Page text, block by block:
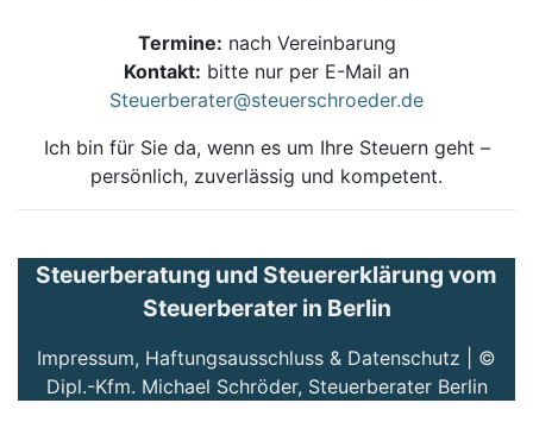
Termine: nach Vereinbarung
Kontakt: bitte nur per E-Mail an
Steuerberater@steuerschroeder.de
Ich bin für Sie da, wenn es um Ihre Steuern geht –
persönlich, zuverlässig und kompetent.
Steuerberatung und Steuererklärung vom
Steuerberater in Berlin
Impressum, Haftungsausschluss & Datenschutz | ©
Dipl.-Kfm. Michael Schröder, Steuerberater Berlin